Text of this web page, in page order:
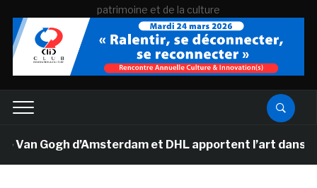
patrimoine et de la culture
Van Gogh d’Amsterdam et DHL apportent l’art dans